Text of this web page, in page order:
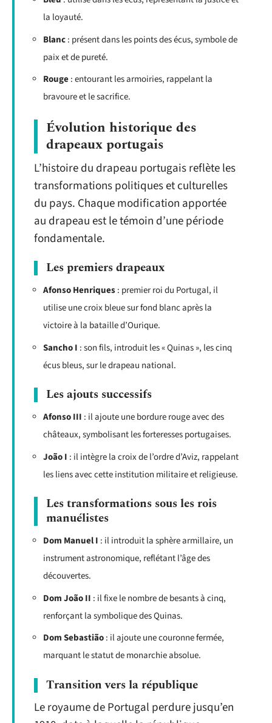
la loyauté.
Blanc: présent dans les points des écus, symbole de
paix et de pureté.
Rouge: entourant les armoiries, rappelant la
bravoure et le sacrifice.
Évolution historique des
drapeaux portugais
L’histoire du drapeau portugais reflète les
transformations politiques et culturelles
du pays. Chaque modification apportée
au drapeau est le témoin d’une période
fondamentale.
Les premiers drapeaux
Afonso Henriques: premier roi du Portugal, il
utilise une croix bleue sur fond blanc après la
victoire à la bataille d’Ourique.
Sancho I : son fils, introduit les « Quinas », les cinq
écus bleus, sur le drapeau national.
Les ajouts successifs
Afonso III : il ajoute une bordure rouge avec des
châteaux, symbolisant les forteresses portugaises.
João I : il intègre la croix de l’ordre d’Aviz, rappelant
les liens avec cette institution militaire et religieuse.
Les transformations sous les rois
manuélistes
Dom Manuel I : il introduit la sphère armillaire, un
instrument astronomique, reflétant l’âge des
découvertes.
Dom João II : il fixe le nombre de besants à cinq,
renforçant la symbolique des Quinas.
Dom Sebastião: il ajoute une couronne fermée,
marquant le statut de monarchie absolue.
Transition vers la république
Le royaume de Portugal perdure jusqu’en